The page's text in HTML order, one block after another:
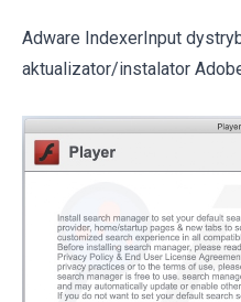
Adware IndexerInput
aktualizator/instalator